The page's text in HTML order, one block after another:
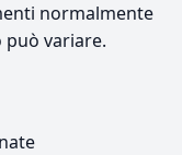
normalmente
variare.